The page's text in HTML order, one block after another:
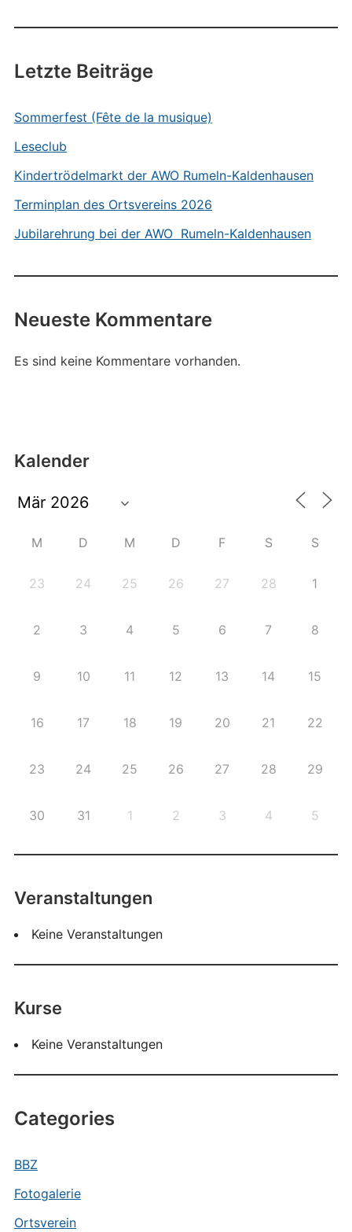
Letzte Beiträge
Sommerfest (Fête de la musique)
Leseclub
Kindertrödelmarkt der AWO Rumeln-Kaldenhausen
Terminplan des Ortsvereins 2026
Jubilarehrung bei der AWO Rumeln-Kaldenhausen
Neueste Kommentare
Es sind keine Kommentare vorhanden.
Kalender
M D M D F S S
23 24 25 26 27 28 1
2 3 4 5 6 7 8
9 10 11 12 13 14 15
16 17 18 19 20 21 22
23 24 25 26 27 28 29
30 31 1 2 3 4 5
Veranstaltungen
Keine Veranstaltungen
Kurse
Keine Veranstaltungen
Categories
BBZ
Fotogalerie
Ortsverein